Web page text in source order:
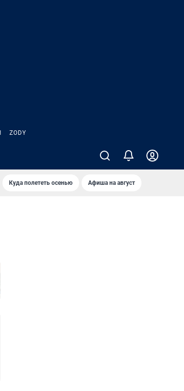
ZODY
Куда полететь осенью Афиша на август